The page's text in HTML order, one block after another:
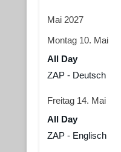
Mai 2027
Montag 10. Mai
All Day
ZAP - Deutsch
Freitag 14. Mai
All Day
ZAP - Englisch